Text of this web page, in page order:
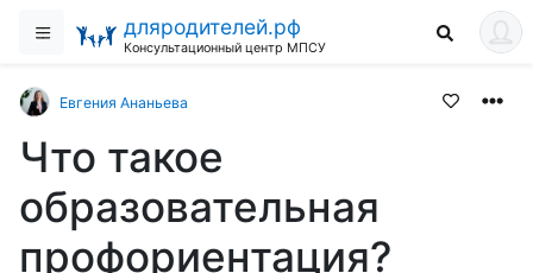
дляродителей.рф
Консультационный центр МПСУ
Евгения Ананьева
Что такое
образовательная
профориентация?